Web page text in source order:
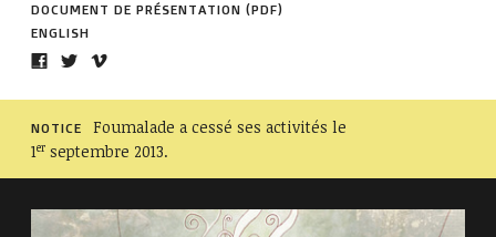
DOCUMENT DE PRÉSENTATION (PDF)
ENGLISH
NOTICE
Foumalade a cessé ses activités le
1er septembre 2013.